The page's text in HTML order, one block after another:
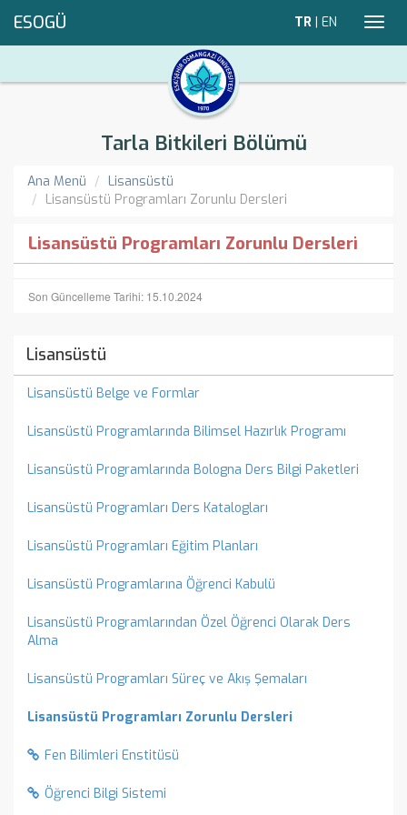
ESOGÜ TR | EN
Tarla Bitkileri Bölümü
Ana Menü
Lisansüstü
Lisansüstü Programları Zorunlu Dersleri
Lisansüstü Programları Zorunlu Dersleri
Son Güncelleme Tarihi: 15.10.2024
Lisansüstü
Lisansüstü Belge ve Formlar
Lisansüstü Programlarında Bilimsel Hazırlık Programı
Lisansüstü Programlarında Bologna Ders Bilgi Paketleri
Lisansüstü Programları Ders Katalogları
Lisansüstü Programları Eğitim Planları
Lisansüstü Programlarına Öğrenci Kabulü
Lisansüstü Programlarından Özel Öğrenci Olarak Ders
Alma
Lisansüstü Programları Süreç ve Akış Şemaları
Lisansüstü Programları Zorunlu Dersleri
Fen Bilimleri Enstitüsü
Öğrenci Bilgi Sistemi